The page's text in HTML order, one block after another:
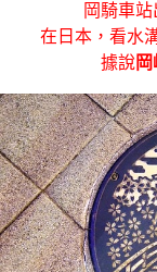
岡騎車
在日本，看水
據說